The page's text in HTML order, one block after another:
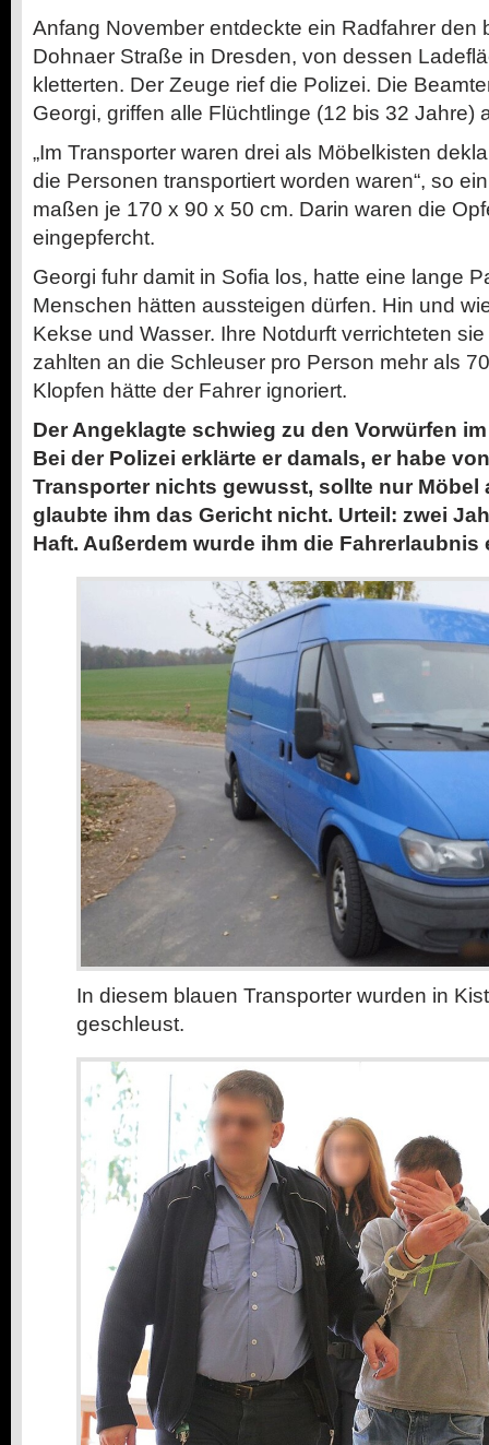
Anfang November entdeckte ein Radfahrer den
Dohnaer Straße in Dresden, von dessen
kletterten. Der Zeuge rief die Polizei. Die
Georgi, griffen alle Flüchtlinge (12 bis 32 Jahre)
„Im Transporter waren drei als Möbelkisten
die Personen transportiert worden waren“, so
maßen je 170 x 90 x 50 cm. Darin waren die
eingepfercht.
Georgi fuhr damit in Sofia los, hatte eine lange
Menschen hätten aussteigen dürfen. Hin und
Kekse und Wasser. Ihre Notdurft verrichteten
zahlten an die Schleuser pro Person mehr als
Klopfen hätte der Fahrer ignoriert.
Der Angeklagte schwieg zu den Vorwürfen
Bei der Polizei erklärte er damals, er habe
Transporter nichts gewusst, sollte nur Möbel
glaubte ihm das Gericht nicht. Urteil: zwei
Haft. Außerdem wurde ihm die Fahrerlaubnis
In diesem blauen Transporter wurden in
geschleust.